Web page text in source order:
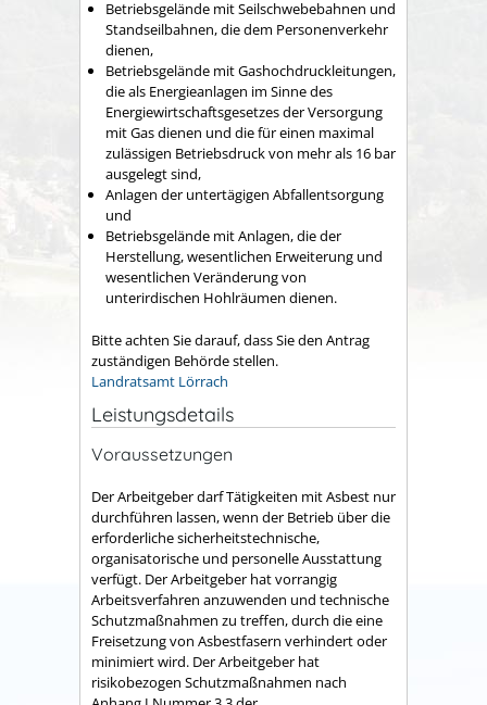
Betriebsgelände mit Seilschwebebahnen und
Standseilbahnen, die dem Personenverkehr
dienen,
Betriebsgelände mit Gashochdruckleitungen,
die als Energieanlagen im Sinne des
Energiewirtschaftsgesetzes der Versorgung
mit Gas dienen und die für einen maximal
zulässigen Betriebsdruck von mehr als 16 bar
ausgelegt sind,
Anlagen der untertägigen Abfallentsorgung
und
Betriebsgelände mit Anlagen, die der
Herstellung, wesentlichen Erweiterung und
wesentlichen Veränderung von
unterirdischen Hohlräumen dienen.
Bitte achten Sie darauf, dass Sie den Antrag
zuständigen Behörde stellen.
Landratsamt Lörrach
Leistungsdetails
Voraussetzungen
Der Arbeitgeber darf Tätigkeiten mit Asbest nur
durchführen lassen, wenn der Betrieb über die
erforderliche sicherheitstechnische,
organisatorische und personelle Ausstattung
verfügt. Der Arbeitgeber hat vorrangig
Arbeitsverfahren anzuwenden und technische
Schutzmaßnahmen zu treffen, durch die eine
Freisetzung von Asbestfasern verhindert oder
minimiert wird. Der Arbeitgeber hat
risikobezogen Schutzmaßnahmen nach